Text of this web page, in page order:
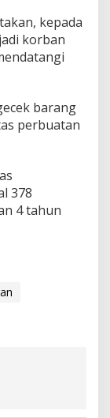
kepada
korban
barang
perbuatan
378
4 tahun